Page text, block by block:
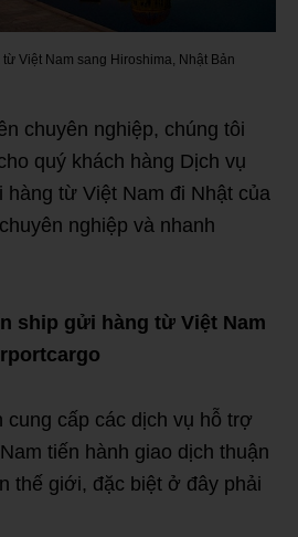
Việt Nam sang Hiroshima, Nhật Bản
chuyên nghiệp, chúng tôi
quý khách hàng Dịch vụ
hàng từ Việt Nam đi Nhật của
nghiệp và nhanh
ship gửi hàng từ Việt Nam
cung cấp các dịch vụ hỗ trợ
tiến hành giao dịch thuận
thế giới, đặc biệt ở đây phải